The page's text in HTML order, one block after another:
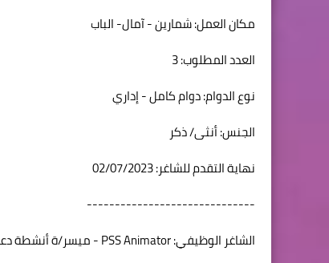
مكان العمل: شمارين - آمال- الباب
العدد المطلوب: 3
نوع الدوام: دوام كامل - إداري
الجنس: أنثى/ ذكر
نهاية التقدم للشاغر: 02/07/2023
------------------------------
الشاغر الوظيفي: PSS Animator - ميسر/ة أنشطة دعم نفسي اجتماعي